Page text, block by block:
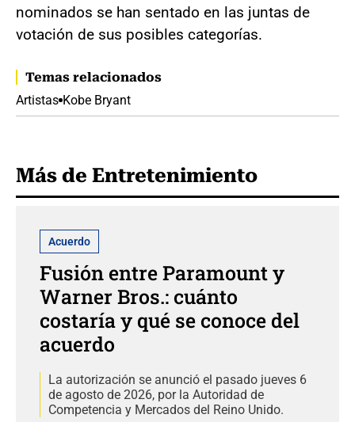
nominados se han sentado en las juntas de
votación de sus posibles categorías.
Temas relacionados
Artistas Kobe Bryant
Más de Entretenimiento
Acuerdo
Fusión entre Paramount y
Warner Bros.: cuánto
costaría y qué se conoce del
acuerdo
La autorización se anunció el pasado jueves 6
de agosto de 2026, por la Autoridad de
Competencia y Mercados del Reino Unido.